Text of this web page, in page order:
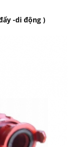
-di động )